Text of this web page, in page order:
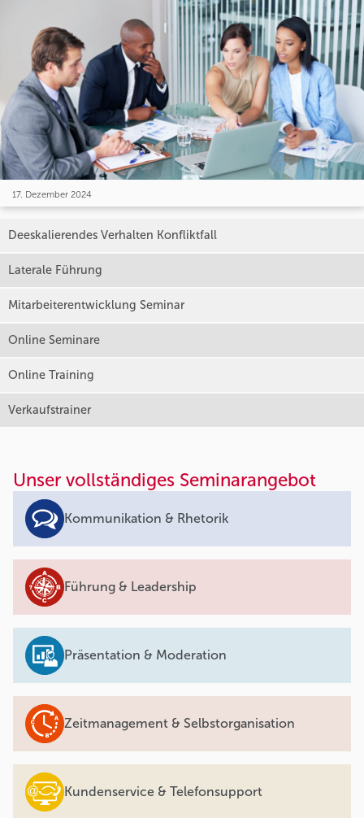
17. Dezember 2024
Deeskalierendes Verhalten Konfliktfall
Laterale Führung
Mitarbeiterentwicklung Seminar
Online Seminare
Online Training
Verkaufstrainer
Unser vollständiges Seminarangebot
Kommunikation & Rhetorik
Führung & Leadership
Präsentation & Moderation
Zeitmanagement & Selbstorganisation
Kundenservice & Telefonsupport